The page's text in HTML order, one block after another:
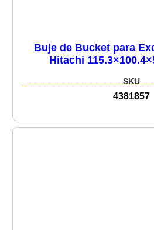
Buje de Bucket para
Hitachi
SKU
4381857